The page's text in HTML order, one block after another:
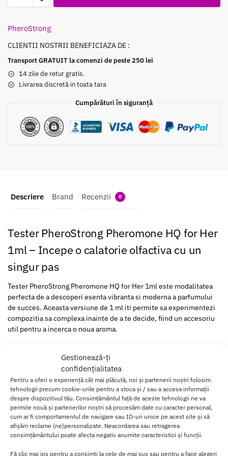
Gestionează-ți
confidențialitatea
Pentru a oferi o experiență cât mai plăcută, noi și partenerii noștri folosim
tehnologii precum cookie-urile pentru a stoca și / sau a accesa informații
despre dispozitivul tău. Consimțământul față de aceste tehnologii ne va
permite nouă și partenerilor noștri să procesăm date cu caracter personal,
cum ar fi comportamentul de navigare sau ID-uri unice pe acest site și să
afișăm reclame (ne)personalizate. Neacordarea sau retragerea
consimțământului poate afecta negativ anumite caracteristici și funcții.
Fă clic mai jos pentru a consimți la cele de mai sus sau pentru a face alegeri
PheroStrong
CLIENTII NOSTRII BENEFICIAZA DE :
Transport GRATUIT la comenzi de peste 250 lei
14 zile de retur gratis.
Livrarea discretă in toata tara
Cumpărături în siguranță
Descriere Brand Recenzii 0
Tester PheroStrong Pheromone HQ for Her
1ml – Incepe o calatorie olfactiva cu un
singur pas
Tester PheroStrong Pheromone HQ for Her 1ml este modalitatea
perfecta de a descoperi esenta vibranta si moderna a parfumului
de succes. Aceasta versiune de 1 ml iti permite sa experimentezi
compozitia sa complexa inainte de a te decide, fiind un accesoriu
util pentru a incerca o noua aroma.
note lemnoase calde. Notele de varf proaspete de bergamota se
imbina cu notele de inima de tuberoza si iasomie, creand o aroma
seducatoare si feminina.
La baza, notele bogate de lemn de cedru si vanilie ofera o
persistenta calda, completand perfect un parfum vibrant si
modern, ideal pentru o femeie de succes si sigura pe ea. Este un
companion excelent de calatorie, usor de purtat in geanta.